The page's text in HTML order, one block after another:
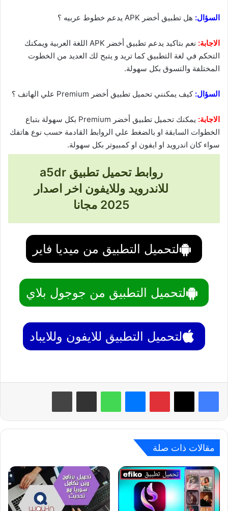
السؤال: هل تطبيق أخضر APK يدعم خطوط عربيه ؟
الاجابة:
نعم بتاكيد يدعم تطبيق أخضر APK اللغة العربية ويمكنك
التحكم في لغة التطبيق كما تريد و يتبح لك العديد من الخطوت
المختلفة والتسوق بكل سهولة.
السؤال:كيف يمكنني تحميل تطبيق أخضر Premium علي الهاتف ؟
الاجابة:
يمكنك تحميل تطبيق أخضر Premium بكل سهولة بتباع
الخطوات السابقة او بالضغط علي الروابط القادمة حسب نوع هاتفك
سواء كان اندرويد او ايفون او كمبيوتر بكل سهولة.
روابط تحميل تطبيق a5dr
للاندرويد وللايفون اخر اصدار
2025 مجانا
لتحميل التطبيق من ميديا فاير
لتحميل التطبيق من جوجول بلاي
لتحميل التطبيق للايفون وللايباد
بينتيريست واتساب
مقالات ذات صلة